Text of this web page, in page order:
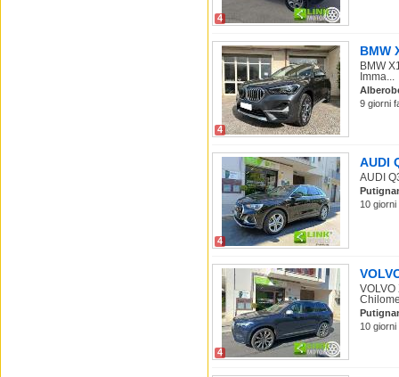
4
4
BMW
BMW
Imma...
9 giorni
4
AUDI
AUDI
10
4
10